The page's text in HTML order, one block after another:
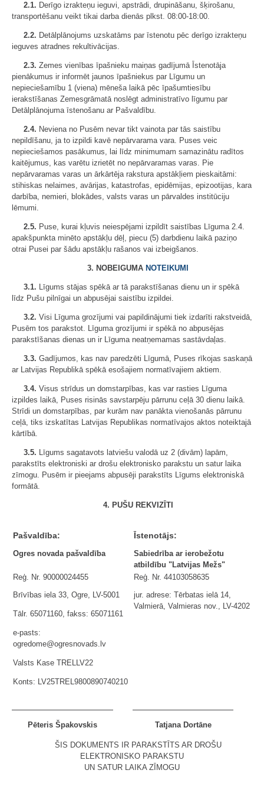
2.1. Derīgo izrakteņu ieguvi, apstrādi, drupināšanu, šķirošanu,
transportēšanu veikt tikai darba dienās plkst. 08:00-18:00.
2.2. Detālplānojums uzskatāms par īstenotu pēc derīgo izrakteņu
ieguves atradnes rekultivācijas.
2.3. Zemes vienības īpašnieku maiņas gadījumā Īstenotāja
pienākumus ir informēt jaunos īpašniekus par Līgumu un
nepieciešamību 1 (viena) mēneša laikā pēc īpašumtiesību
ierakstīšanas Zemesgrāmatā noslēgt administratīvo līgumu par
Detālplānojuma īstenošanu ar Pašvaldību.
2.4. Neviena no Pusēm nevar tikt vainota par tās saistību
nepildīšanu, ja to izpildi kavē nepārvarama vara. Puses veic
nepieciešamos pasākumus, lai līdz minimumam samazinātu radītos
kaitējumus, kas varētu izrietēt no nepārvaramas varas. Pie
nepārvaramas varas un ārkārtēja rakstura apstākļiem pieskaitāmi:
stihiskas nelaimes, avārijas, katastrofas, epidēmijas, epizootijas, kara
darbība, nemieri, blokādes, valsts varas un pārvaldes institūciju
lēmumi.
2.5. Puse, kurai kļuvis neiespējami izpildīt saistības Līguma 2.4.
apakšpunkta minēto apstākļu dēļ, piecu (5) darbdienu laikā paziņo
otrai Pusei par šādu apstākļu rašanos vai izbeigšanos.
3. NOBEIGUMA NOTEIKUMI
3.1. Līgums stājas spēkā ar tā parakstīšanas dienu un ir spēkā
līdz Pušu pilnīgai un abpusējai saistību izpildei.
3.2. Visi Līguma grozījumi vai papildinājumi tiek izdarīti rakstveidā,
Pusēm tos parakstot. Līguma grozījumi ir spēkā no abpusējas
parakstīšanas dienas un ir Līguma neatņemamas sastāvdaļas.
3.3. Gadījumos, kas nav paredzēti Līgumā, Puses rīkojas saskaņā
ar Latvijas Republikā spēkā esošajiem normatīvajiem aktiem.
3.4. Visus strīdus un domstarpības, kas var rasties Līguma
izpildes laikā, Puses risinās savstarpēju pārrunu ceļā 30 dienu laikā.
Strīdi un domstarpības, par kurām nav panākta vienošanās pārrunu
ceļā, tiks izskatītas Latvijas Republikas normatīvajos aktos noteiktajā
kārtībā.
3.5. Līgums sagatavots latviešu valodā uz 2 (divām) lapām,
parakstīts elektroniski ar drošu elektronisko parakstu un satur laika
zīmogu. Pusēm ir pieejams abpusēji parakstīts Līgums elektroniskā
formātā.
4. PUŠU REKVIZĪTI
Pašvaldība:
Ogres novada pašvaldība
Īstenotājs:
Sabiedrība ar ierobežotu
atbildību "Latvijas Mežs"
Reģ. Nr. 90000024455
Brīvības iela 33, Ogre, LV-5001
Tālr. 65071160, fakss: 65071161
e-pasts:
ogredome@ogresnovads.lv
Valsts Kase TRELLV22
Konts: LV25TREL9800890740210
Reģ. Nr. 44103058635
jur. adrese: Tērbatas ielā 14,
Valmierā, Valmieras nov., LV-4202
Pēteris Špakovskis Tatjana Dortāne
ŠIS DOKUMENTS IR PARAKSTĪTS AR DROŠU
ELEKTRONISKO PARAKSTU
UN SATUR LAIKA ZĪMOGU